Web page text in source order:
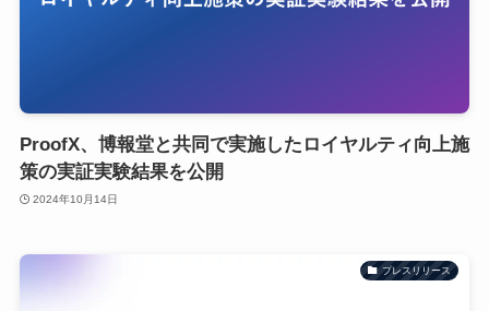
ProofX、博報堂と共同で実施したロイヤルティ向上施
策の実証実験結果を公開
2024年10月14日
プレスリリース